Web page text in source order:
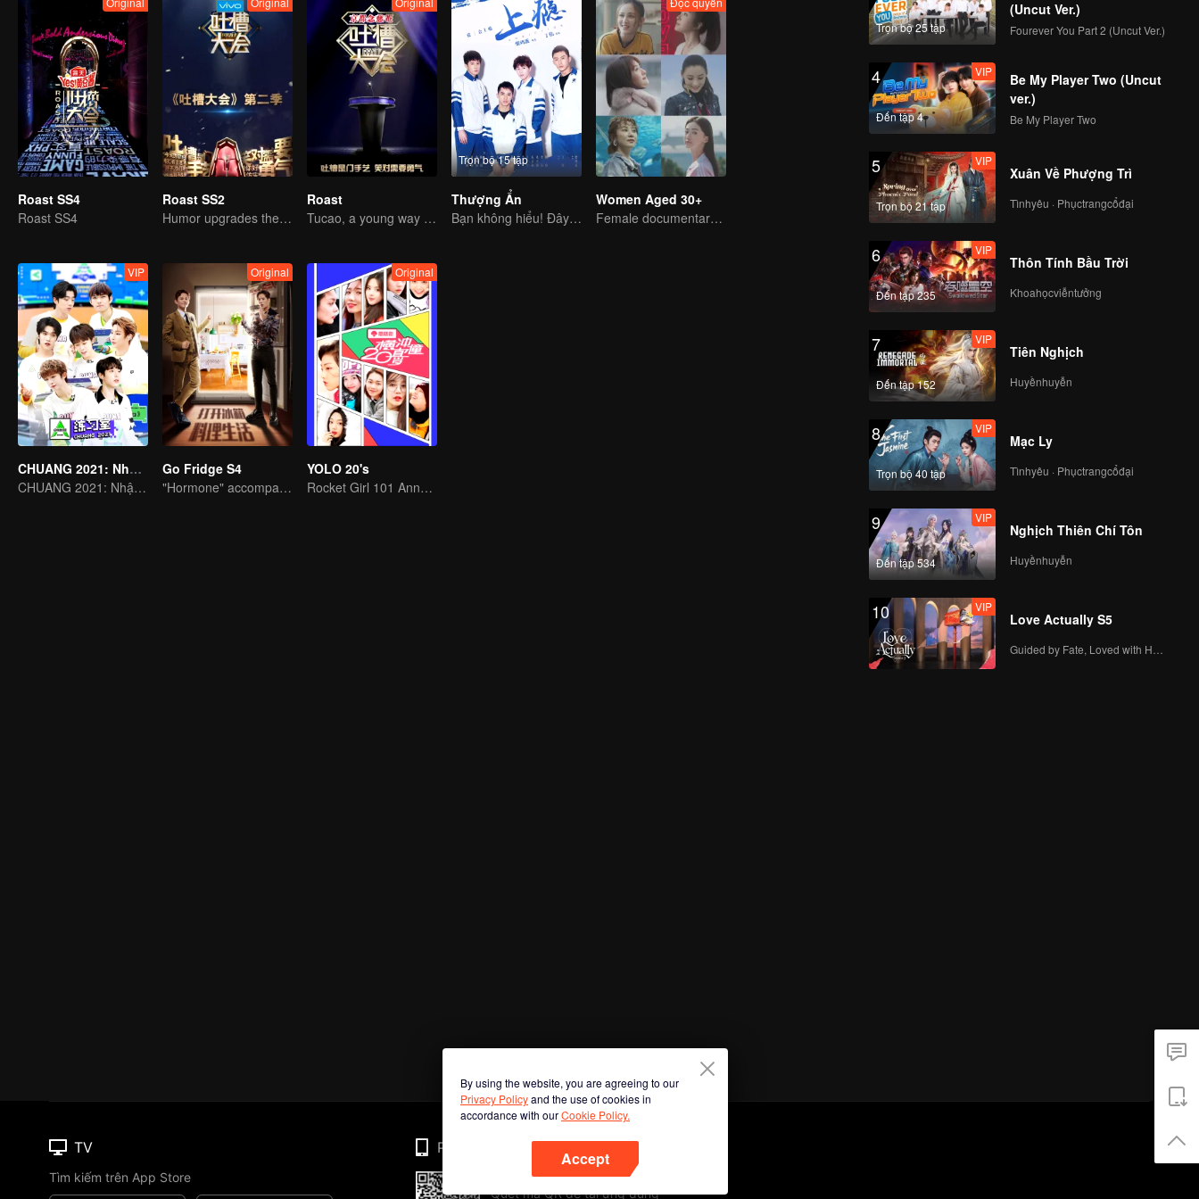
shows Tucao in
Northeast Dialect
EP10：Zhang Yixing
responded to
controversy
Roast SS4
Roast SS4
Roast SS2
Humor upgrades the iron triangle to reunite
Roast
Tucao, a young way of communication
Trọn bộ 15 tập
Thượng Ẩn
Bạn không hiểu! Đây cũng là tình yêu
Women Aged 30+
Female documentary talk show
VIP
CHUANG 2021: Nhật Ký Phòng Tập
CHUANG 2021: Nhật Ký Phòng Tập
Original
Go Fridge S4
"Hormone" accompanies you to dinner
Original
YOLO 20's
Rocket Girl 101 Annotates Youth Attitude
Trọn bộ 25 tập
(Uncut Ver.)
Fourever You Part 2 (Uncut Ver.)
4
Đến tập 4
VIP
Be My Player Two (Uncut
ver.)
Be My Player Two
5
Trọn bộ 21 tập
VIP
Xuân Về Phượng Trì
Tìnhyêu · Phụctrangcổđại
6
Đến tập 235
VIP
Thôn Tính Bầu Trời
Khoahọcviễntưởng
7
Đến tập 152
VIP
Tiên Nghịch
Huyềnhuyễn
8
Trọn bộ 40 tập
VIP
Mạc Ly
Tìnhyêu · Phụctrangcổđại
9
Đến tập 534
VIP
Nghịch Thiên Chí Tôn
Huyềnhuyễn
10 VIP
Love Actually S5
By using the website, you are agreeing to our
Privacy Policyand the use of cookies in
accordance with ourCookie Policy.
Accept
TV
Tìm kiếm trên App Store
Phone
Quét mã QR để tải ứng dụng